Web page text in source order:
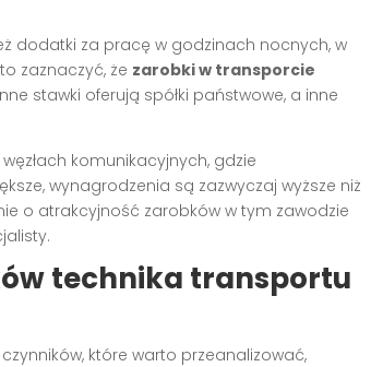
dodatki za pracę w godzinach nocnych, w
zaznaczyć, że zarobki w transporcie
stawki oferują spółki państwowe, a inne
komunikacyjnych, gdzie
wynagrodzenia są zazwyczaj wyższe niż
o atrakcyjność zarobków w tym zawodzie
technika transportu
które warto przeanalizować,